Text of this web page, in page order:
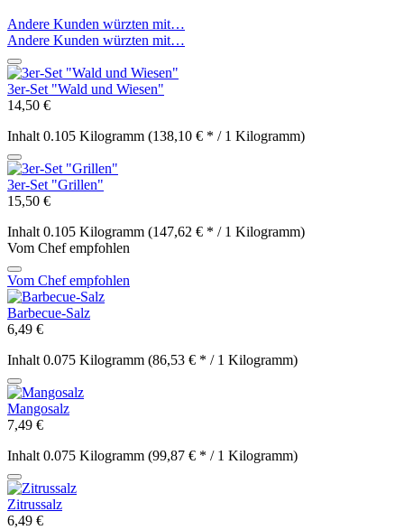
Andere Kunden würzten mit…
Andere Kunden würzten mit…
3er-Set "Wald und Wiesen"
14,50 €
Inhalt 0.105 Kilogramm (138,10 € * / 1 Kilogramm)
3er-Set "Grillen"
15,50 €
Inhalt 0.105 Kilogramm (147,62 € * / 1 Kilogramm)
Vom Chef empfohlen
Vom Chef empfohlen
Barbecue-Salz
6,49 €
Inhalt 0.075 Kilogramm (86,53 € * / 1 Kilogramm)
Mangosalz
7,49 €
Inhalt 0.075 Kilogramm (99,87 € * / 1 Kilogramm)
Zitrussalz
6,49 €